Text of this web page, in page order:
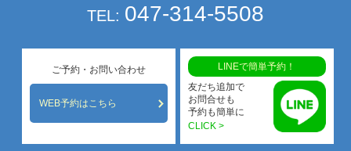
TEL: 047-314-5508
ご予約・お問い合わせ
WEB予約はこちら
LINEで簡単予約！
友だち追加で
お問合せも
予約も簡単に
CLICK >